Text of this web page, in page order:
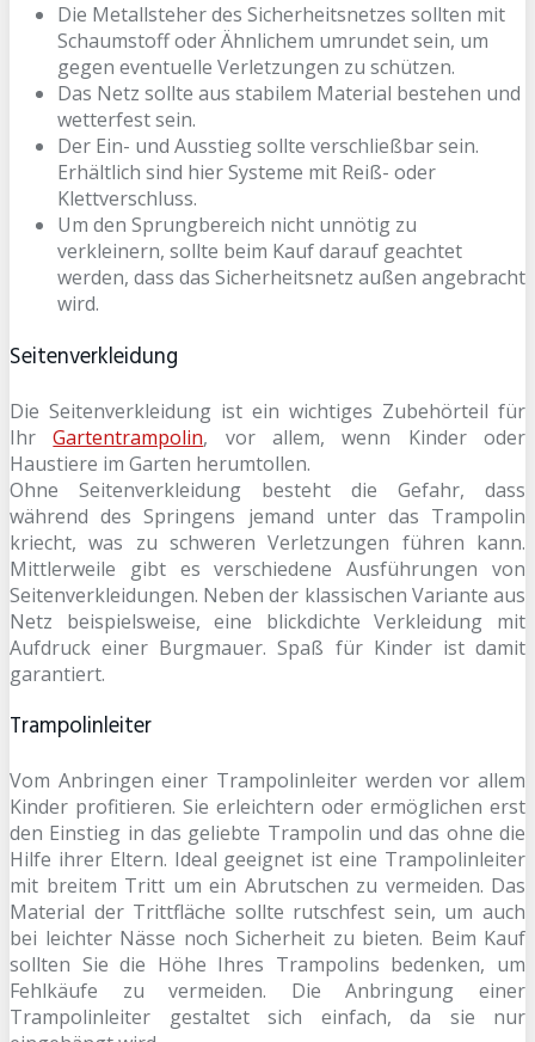
Die Metallsteher des Sicherheitsnetzes sollten mit
Schaumstoff oder Ähnlichem umrundet sein, um
gegen eventuelle Verletzungen zu schützen.
Das Netz sollte aus stabilem Material bestehen und
wetterfest sein.
Der Ein- und Ausstieg sollte verschließbar sein.
Erhältlich sind hier Systeme mit Reiß- oder
Klettverschluss.
Um den Sprungbereich nicht unnötig zu
verkleinern, sollte beim Kauf darauf geachtet
werden, dass das Sicherheitsnetz außen angebracht
wird.
Seitenverkleidung
Die Seitenverkleidung ist ein wichtiges Zubehörteil für
IhrGartentrampolin, vor allem, wenn Kinder oder
Haustiere im Garten herumtollen.
Ohne Seitenverkleidung besteht die Gefahr, dass
während des Springens jemand unter das Trampolin
kriecht, was zu schweren Verletzungen führen kann.
Mittlerweile gibt es verschiedene Ausführungen von
Seitenverkleidungen. Neben der klassischen Variante aus
Netz beispielsweise, eine blickdichte Verkleidung mit
Aufdruck einer Burgmauer. Spaß für Kinder ist damit
garantiert.
Trampolinleiter
Vom Anbringen einer Trampolinleiter werden vor allem
Kinder profitieren. Sie erleichtern oder ermöglichen erst
den Einstieg in das geliebte Trampolin und das ohne die
Hilfe ihrer Eltern. Ideal geeignet ist eine Trampolinleiter
mit breitem Tritt um ein Abrutschen zu vermeiden. Das
Material der Trittfläche sollte rutschfest sein, um auch
bei leichter Nässe noch Sicherheit zu bieten. Beim Kauf
sollten Sie die Höhe Ihres Trampolins bedenken, um
Fehlkäufe zu vermeiden. Die Anbringung einer
Trampolinleiter gestaltet sich einfach, da sie nur